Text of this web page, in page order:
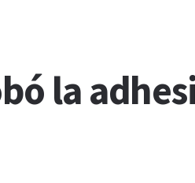
la